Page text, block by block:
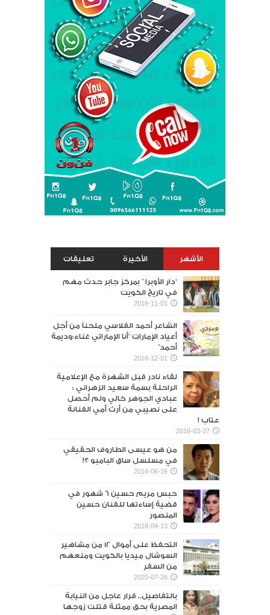
الأشهر الأخيرة تعليقات
“دار الأوبرا ” بمركز جابر حدث مهم
في تاريخ الكويت
2016-11-01
الشاعر أحمد الفلاسي ملحناً من أجل
أعياد الإمارات “أنا الإماراتي غناء:وديمة
أحمد”
2016-12-01
لقاء نادر قبل الشهرة مع الإعلامية
الراحلة بسمة سعيد الزهراني :
عبادي الجوهر خالي ولم أحصل
على نصيبي من أرث أمي الفنانة
عتاب !
2016-03-27
من هو عيسى الطاروف الحقيقي
في مسلسل ساق البامبو ؟!
2016-06-16
حبس مريم حسين 6 شهور في
قضية إساءتها للفنان حسين
المنصور‎
2018-04-13
التحفظ على أموال 12 من مشاهير
السوشال ميديا بالكويت ومنعهم
من السفر
2020-07-26
بالتفاصيل.. قرار عاجل من النيابة
المصرية بحق ممثلة قتلت زوجها